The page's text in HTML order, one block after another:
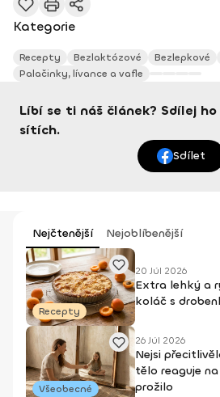
Kategorie
Recepty Bezlaktózové Bezlepkové
Palačinky, lívance a vafle
Líbí se ti náš článek? Sdílej
sítích.
Sdílet
Nejčtenější Nejoblíbenější
Recepty
20 Júl 2026
Extra lehký a
koláč s
Všeobecné
26 Júl 2026
Nejsi
tělo reaguje
prožilo